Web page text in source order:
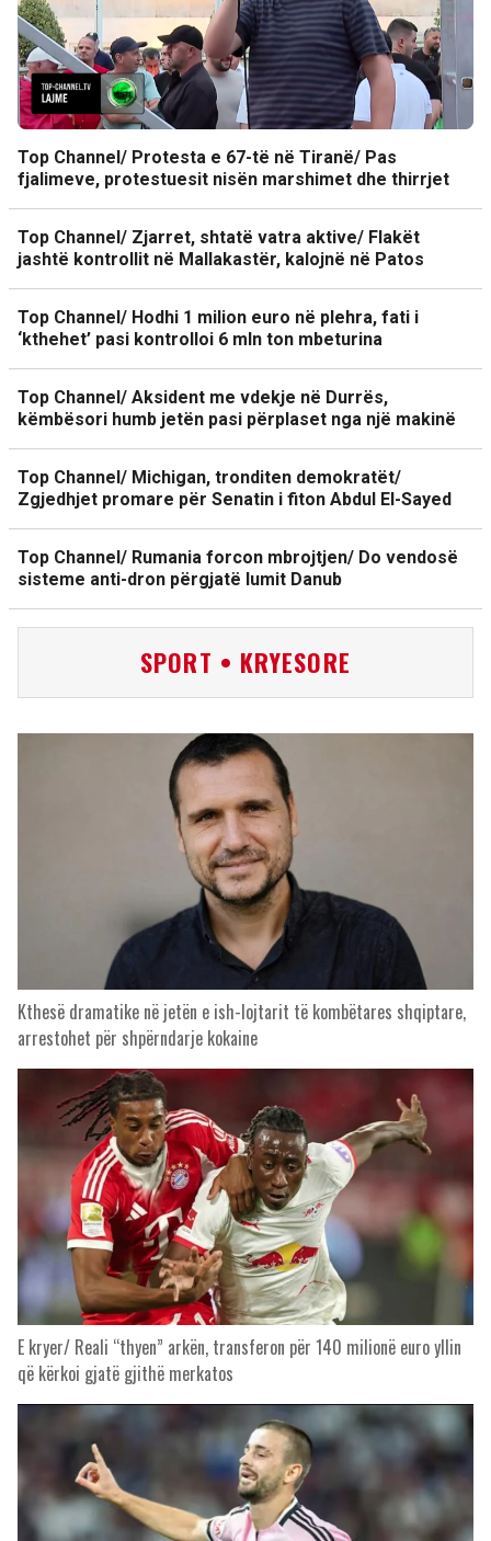
Top Channel/ Protesta e 67-të në Tiranë/ Pas
fjalimeve, protestuesit nisën marshimet dhe thirrjet
Top Channel/ Zjarret, shtatë vatra aktive/ Flakët
jashtë kontrollit në Mallakastër, kalojnë në Patos
Top Channel/ Hodhi 1 milion euro në plehra, fati i
‘kthehet’ pasi kontrolloi 6 mln ton mbeturina
Top Channel/ Aksident me vdekje në Durrës,
këmbësori humb jetën pasi përplaset nga një makinë
Top Channel/ Michigan, tronditen demokratët/
Zgjedhjet promare për Senatin i fiton Abdul El-Sayed
Top Channel/ Rumania forcon mbrojtjen/ Do vendosë
sisteme anti-dron përgjatë lumit Danub
SPORT • KRYESORE
Kthesë dramatike në jetën e ish-lojtarit të kombëtares shqiptare,
arrestohet për shpërndarje kokaine
E kryer/ Reali “thyen” arkën, transferon për 140 milionë euro yllin
që kërkoi gjatë gjithë merkatos